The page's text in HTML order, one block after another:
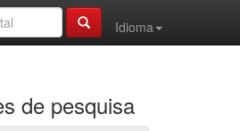
Idioma
de pesquisa